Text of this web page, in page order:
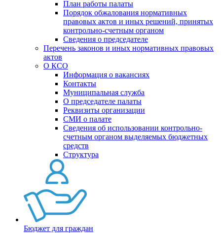
План работы палаты
Порядок обжалования нормативных
правовых актов и иных решений, принятых
контрольно-счетным органом
Сведения о председателе
Перечень законов и иных нормативных правовых
актов
О КСО
Информация о вакансиях
Контакты
Муниципальная служба
О председателе палаты
Реквизиты организации
СМИ о палате
Сведения об использовании контрольно-
счетным органом выделяемых бюджетных
средств
Структура
Бюджет для граждан